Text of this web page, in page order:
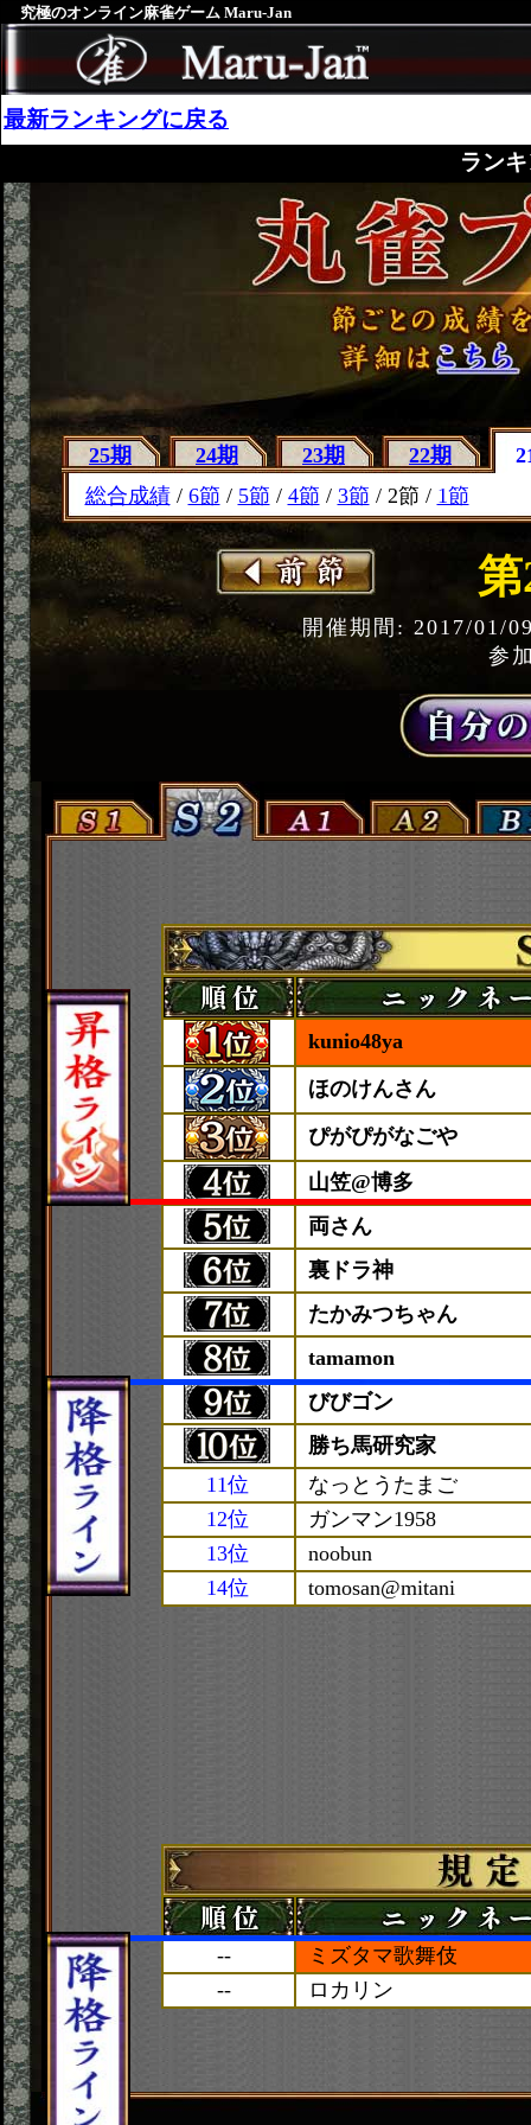
究極のオンライン麻雀ゲーム Maru-Jan
最新ランキングに戻る
ラン
25期 24期 23期 22期
総合成績/ 6節 / 5節 / 4節 / 3節 / 2節 / 1節
第
開催期間: 2017/01/
参
kunio48ya
ほのけんさん
ぴがぴがなごや
山笠@博多
両さん
裏ドラ神
たかみつちゃん
tamamon
びびゴン
勝ち馬研究家
11位
なっとうたまご
12位
ガンマン1958
13位
noobun
14位
tomosan@mitani
--
ミズタマ歌舞伎
--
ロカリン